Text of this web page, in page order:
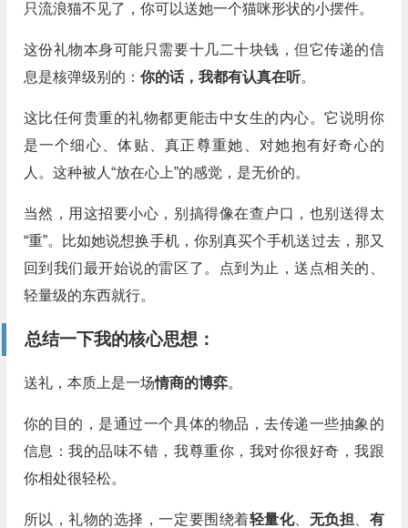
只流浪猫不见了，你可以送她一个猫咪形状的小摆件。
这份礼物本身可能只需要十几二十块钱，但它传递的信
息是核弹级别的： 你的话，我都有认真在听。
这比任何贵重的礼物都更能击中女生的内心。它说明你
是一个细心、体贴、真正尊重她、对她抱有好奇心的
人。这种被人“放在心上”的感觉，是无价的。
当然，用这招要小心，别搞得像在查户口，也别送得太
“重”。比如她说想换手机，你别真买个手机送过去，那又
回到我们最开始说的雷区了。点到为止，送点相关的、
轻量级的东西就行。
总结一下我的核心思想：
送礼，本质上是一场情商的博弈。
你的目的，是通过一个具体的物品，去传递一些抽象的
信息：我的品味不错，我尊重你，我对你很好奇，我跟
你相处很轻松。
所以，礼物的选择，一定要围绕着轻量化、 无负担
有